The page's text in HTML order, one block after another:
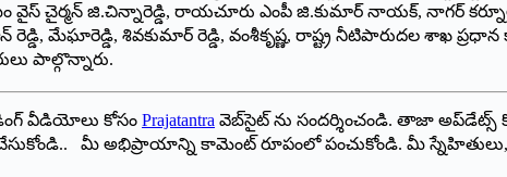
వైస్ చైర్మన్ జి.చిన్నారెడ్డి, రాయచూరు ఎంపీ జి.కుమార్ నాయక్, నాగర్
రెడ్డి, మేఘారెడ్డి, శివకుమార్ రెడ్డి, వంశీకృష్ణ, రాష్ట్ర నీటిపారుదల శాఖ
పాల్గొన్నారు.
వీడియోలు కోసం Prajatantra వెబ్‌సైట్ ను సందర్శించండి. తాజా
మీ అభిప్రాయాన్ని కామెంట్ రూపంలో పంచుకోండి. మీ స్నేహితులు,